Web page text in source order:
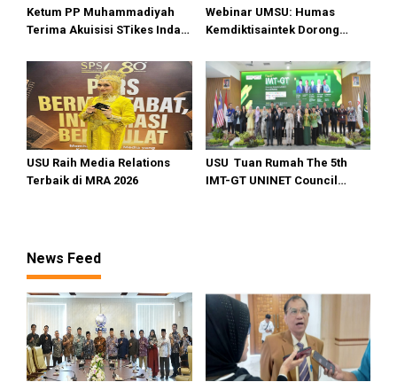
Ketum PP Muhammadiyah
Terima Akuisisi STikes Indah
University
Webinar UMSU: Humas
Kemdiktisaintek Dorong
Berdampak
USU Raih Media Relations
Terbaik di MRA 2026
USU Tuan Rumah The 5th
IMT-GT UNINET Council
News Feed